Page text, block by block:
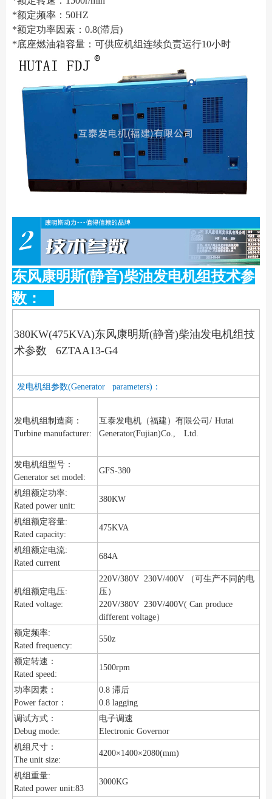
*额定频率：50HZ
*额定功率因素：0.8(滞后)
*底座燃油箱容量：可供应机组连续负责运行10小时
东风康明斯(静音)柴油发电机组技术参
数：
380KW(475KVA)东风康明斯(静音)柴油发电机组技
术参数 6ZTAA13-G4
发电机组参数(Generator parameters)：
发电机组制造商：
Turbine manufacturer:
互泰发电机（福建）有限公司/ Hutai
Generator(Fujian)Co., Ltd.
发电机组型号：
Generator set model:
GFS-380
机组额定功率:
Rated power unit:
380KW
机组额定容量:
Rated capacity:
475KVA
机组额定电流:
Rated current
684A
机组额定电压:
Rated voltage:
220V/380V 230V/400V （可生产不同的电
压）
220V/380V 230V/400V( Can produce
different voltage）
额定频率:
Rated frequency:
550z
额定转速：
Rated speed:
1500rpm
功率因素：
Power factor：
0.8 滞后
0.8 lagging
调试方式：
Debug mode:
电子调速
Electronic Governor
机组尺寸：
The unit size:
4200×1400×2080(mm)
机组重量:
Rated power unit:83
3000KG